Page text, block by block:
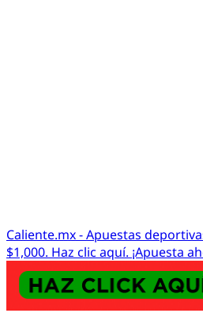
Caliente.mx - Apuestas
$1,000. Haz clic aquí. ¡Apuesta